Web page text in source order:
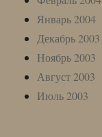
Январь 2004
Декабрь 2003
Ноябрь 2003
Август 2003
Июль 2003